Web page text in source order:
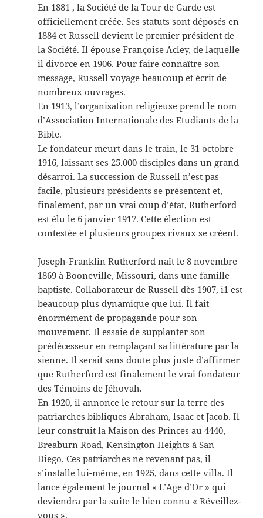
En 1881 , la Société de la Tour de Garde est
officiellement créée. Ses statuts sont déposés en
1884 et Russell devient le premier président de
la Société. Il épouse Françoise Acley, de laquelle
il divorce en 1906. Pour faire connaître son
message, Russell voyage beaucoup et écrit de
nombreux ouvrages.
En 1913, l’organisation religieuse prend le nom
d’Association Internationale des Etudiants de la
Bible.
Le fondateur meurt dans le train, le 31 octobre
1916, laissant ses 25.000 disciples dans un grand
désarroi. La succession de Russell n’est pas
facile, plusieurs présidents se présentent et,
finalement, par un vrai coup d’état, Rutherford
est élu le 6 janvier 1917. Cette élection est
contestée et plusieurs groupes rivaux se créent.
Joseph-Franklin Rutherford naît le 8 novembre
1869 à Booneville, Missouri, dans une famille
baptiste. Collaborateur de Russell dès 1907, i1 est
beaucoup plus dynamique que lui. Il fait
énormément de propagande pour son
mouvement. Il essaie de supplanter son
prédécesseur en remplaçant sa littérature par la
sienne. Il serait sans doute plus juste d’affirmer
que Rutherford est finalement le vrai fondateur
des Témoins de Jéhovah.
En 1920, il annonce le retour sur la terre des
patriarches bibliques Abraham, lsaac et Jacob. Il
leur construit la Maison des Princes au 4440,
Breaburn Road, Kensington Heights à San
Diego. Ces patriarches ne revenant pas, il
s’installe lui-même, en 1925, dans cette villa. Il
lance également le journal « L’Age d’Or » qui
deviendra par la suite le bien connu « Réveillez-
vous ».